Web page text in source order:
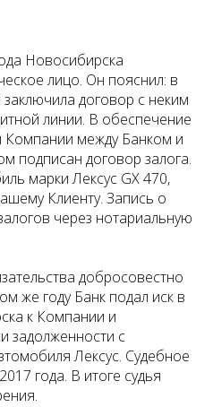
Новосибирска
лицо. Он пояснил: в
договор с неким
линии. В обеспечение
Компании между Банком и
подписан договор залога.
марки Лексус GX 470,
Клиенту. Запись о
через нотариальную
добросовестно
же году Банк подал иск в
к Компании и
задолженности с
Лексус. Судебное
года. В итоге судья